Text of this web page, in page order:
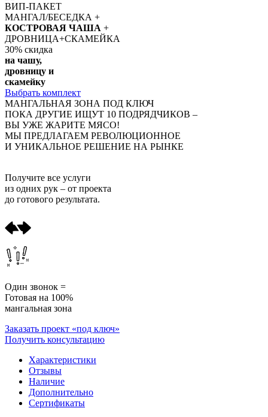
ВИП-ПАКЕТ
МАНГАЛ/БЕСЕДКА +
КОСТРОВАЯ ЧАША +
ДРОВНИЦА+СКАМЕЙКА
30% скидка
на чашу,
дровницу и
скамейку
Выбрать комплект
МАНГАЛЬНАЯ ЗОНА ПОД КЛЮЧ
ПОКА ДРУГИЕ ИЩУТ 10 ПОДРЯДЧИКОВ –
ВЫ УЖЕ ЖАРИТЕ МЯСО!
МЫ ПРЕДЛАГАЕМ РЕВОЛЮЦИОННОЕ
И УНИКАЛЬНОЕ РЕШЕНИЕ НА РЫНКЕ
Получите все услуги
из одних рук – от проекта
до готового результата.
Один звонок =
Готовая на 100%
мангальная зона
Заказать проект «под ключ»
Получить консультацию
Характеристики
Отзывы
Наличие
Дополнительно
Сертификаты